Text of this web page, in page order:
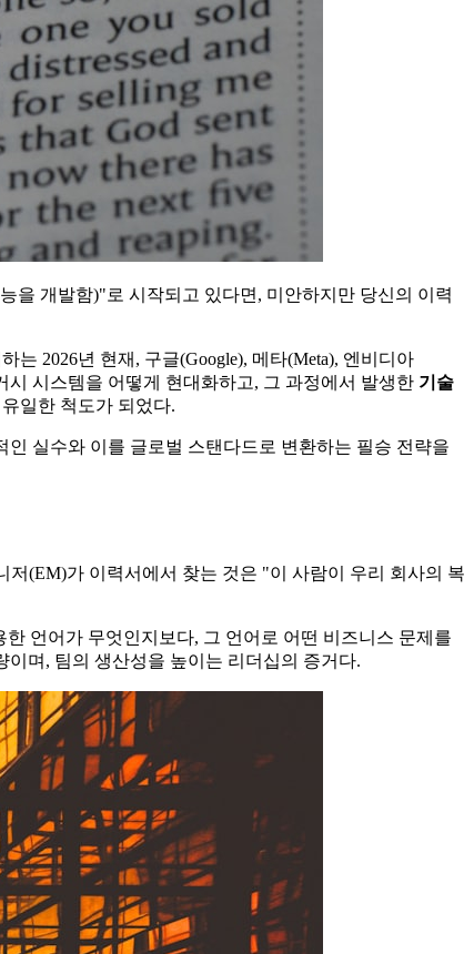
능을 개발함)"로 시작되고 있다면, 미안하지만 당신의 이력
2026년 현재, 구글(Google), 메타(Meta), 엔비디아
시스템을 어떻게 현대화하고, 그 과정에서 발생한 기술
일한 척도가 되었다.
실수와 이를 글로벌 스탠다드로 변환하는 필승 전략을
저(EM)가 이력서에서 찾는 것은 "이 사람이 우리 회사의 복
언어가 무엇인지보다, 그 언어로 어떤 비즈니스 문제를
며, 팀의 생산성을 높이는 리더십의 증거다.